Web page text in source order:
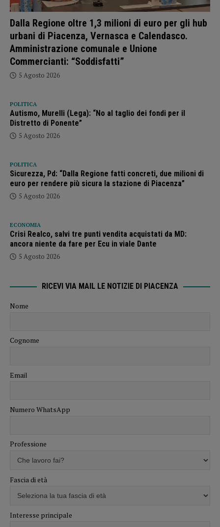
Dalla Regione oltre 1,3 milioni di euro per gli hub
urbani di Piacenza, Vernasca e Calendasco.
Amministrazione comunale e Unione
Commercianti: “Soddisfatti”
5 Agosto 2026
POLITICA
Autismo, Murelli (Lega): “No al taglio dei fondi per il
Distretto di Ponente”
5 Agosto 2026
POLITICA
Sicurezza, Pd: “Dalla Regione fatti concreti, due milioni di
euro per rendere più sicura la stazione di Piacenza”
5 Agosto 2026
ECONOMIA
Crisi Realco, salvi tre punti vendita acquistati da MD:
ancora niente da fare per Ecu in viale Dante
5 Agosto 2026
RICEVI VIA MAIL LE NOTIZIE DI PIACENZA
Nome
Cognome
Email
Numero WhatsApp
Professione
Fascia di età
Interesse principale